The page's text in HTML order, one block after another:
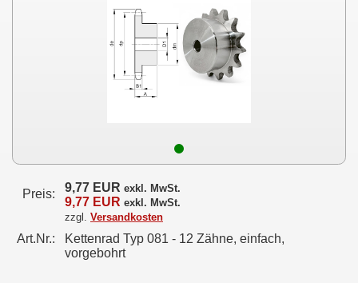
Preis: 9,77 EUR exkl. MwSt.
9,77 EUR exkl. MwSt.
zzgl. Versandkosten
Art.Nr.:
Kettenrad Typ 081 - 12 Zähne, einfach,
vorgebohrt